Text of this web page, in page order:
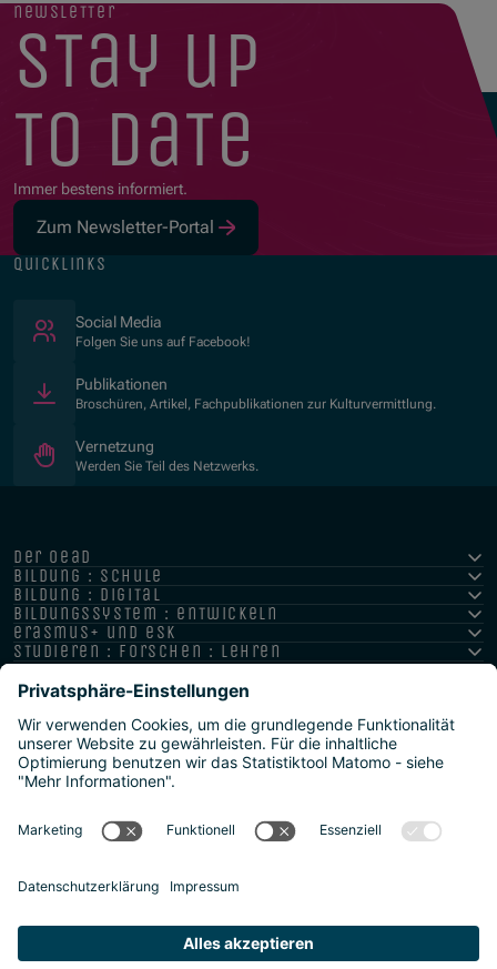
newsletter
stay up
to date
Immer bestens informiert.
Zum Newsletter-Portal
quicklinks
Social Media
Folgen Sie uns auf Facebook!
Publikationen
Broschüren, Artikel, Fachpublikationen zur Kulturvermittlung.
Vernetzung
Werden Sie Teil des Netzwerks.
der oead
bildung : schule
bildung : digital
bildungssystem : entwickeln
erasmus+ und esk
studieren : forschen : lehren
hochschule : strategie : international
Datenschutz
Sitemap